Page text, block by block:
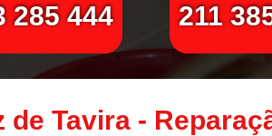
285 444 211
de Tavira -